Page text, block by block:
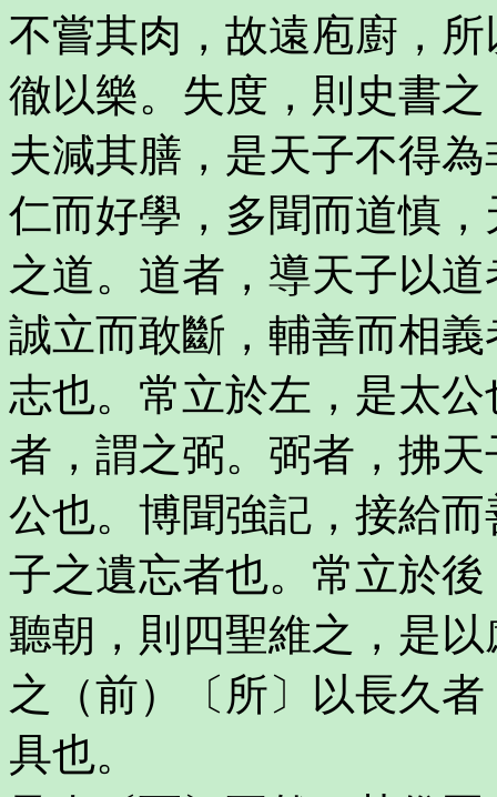
不嘗其肉，故遠庖廚，
徹以樂。失度，則史書
夫減其膳，是天子不得
仁而好學，多聞而道慎
之道。道者，導天子以
誠立而敢斷，輔善而相
志也。常立於左，是太
者，謂之弼。弼者，拂
公也。博聞強記，接給
子之遺忘者也。常立於
聽朝，則四聖維之，是
之（前）〔所〕以長久
具也。